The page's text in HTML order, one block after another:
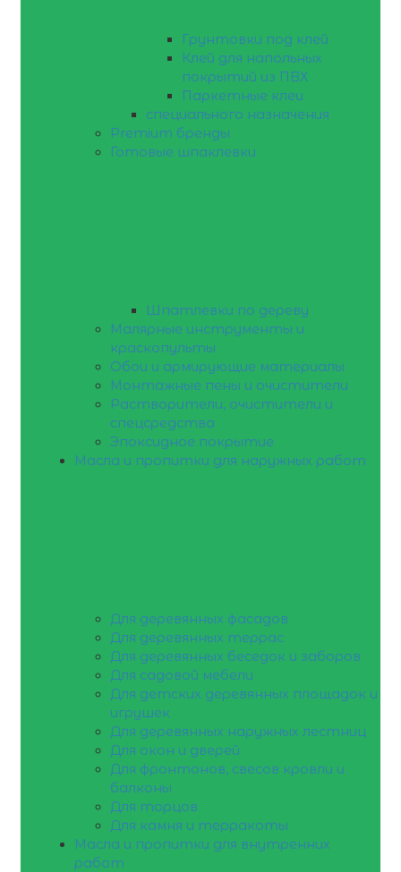
Грунтовки под клей
Клей для напольных
покрытий из ПВХ
Паркетные клеи
специального назначения
Premium бренды
Готовые шпаклевки
Шпатлевки по дереву
Малярные инструменты и
краскопульты
Обои и армирующие материалы
Монтажные пены и очистители
Растворители, очистители и
спецсредства
Эпоксидное покрытие
Масла и пропитки для наружных работ
Для деревянных фасадов
Для деревянных террас
Для деревянных беседок и заборов
Для садовой мебели
Для детских деревянных площадок и
игрушек
Для деревянных наружных лестниц
Для окон и дверей
Для фронтонов, свесов кровли и
балконы
Для торцов
Для камня и терракоты
Масла и пропитки для внутренних
работ